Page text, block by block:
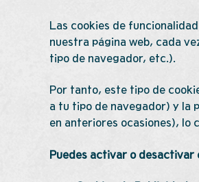
Las cookies de
nuestra página web, cada
tipo de navegador, etc.).
Por tanto, este tipo de
a tu tipo de navegador) y la
en anteriores ocasiones), lo
Puedes activar o desactivar